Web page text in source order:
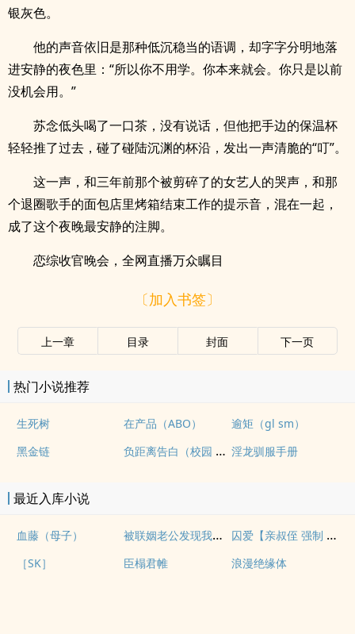
银灰色。
他的声音依旧是那种低沉稳当的语调，却字字分明地落
进安静的夜色里：“所以你不用学。你本来就会。你只是以前
没机会用。”
苏念低头喝了一口茶，没有说话，但他把手边的保温杯
轻轻推了过去，碰了碰陆沉渊的杯沿，发出一声清脆的“叮”。
这一声，和三年前那个被剪碎了的女艺人的哭声，和那
个退圈歌手的面包店里烤箱结束工作的提示音，混在一起，
成了这个夜晚最安静的注脚。
恋综收官晚会，全网直播万众瞩目
〔加入书签〕
上一章 目录 封面 下一页
热门小说推荐
生死树 在产品（ABO）
逾矩（gl sm）
黑金链
负距离告白（校园 h） 淫龙驯服手册
最近入库小说
血藤（母子） 被联姻老公发现我写po文后 囚爱【亲叔侄 强制 1v1 H】
［SK］ 臣榻君帷 浪漫绝缘体